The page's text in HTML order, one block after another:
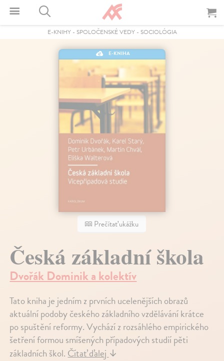
E-KNIHY- SPOLOČENSKÉ VEDY- SOCIOLÓGIA
E-KNIHA
Prečítať ukážku
Česká základní škola
Dvořák Dominik a kolektív
Tato kniha je jedním z prvních ucelenějších obrazů
aktuální podoby českého základního vzdělávání krátce
po spuštění reformy. Vychází z rozsáhlého empirického
šetření formou smíšených případových studií pěti
základních škol.Čítať ďalej↓